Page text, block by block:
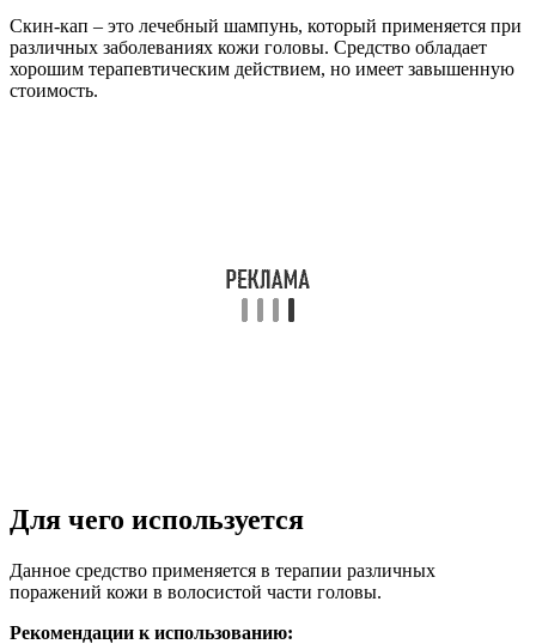
Скин-кап – это лечебный шампунь, который применяется при
различных заболеваниях кожи головы. Средство обладает
хорошим терапевтическим действием, но имеет завышенную
стоимость.
Для чего используется
Данное средство применяется в терапии различных
поражений кожи в волосистой части головы.
Рекомендации к использованию: